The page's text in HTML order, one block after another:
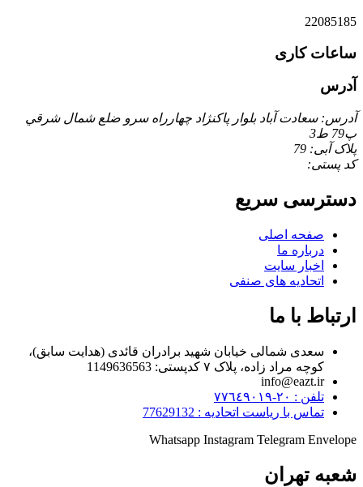
22085185
ساعات کاری
آدرس
آدرس: سعادت آباد بلوار پاكنژاد چهارراه سرو ضلع شمال شرقي
پ79 ط3
پلاک آبی: 79
کد پستی:
دسترسی سریع
صفحه اصلی
درباره ما
اخبار سایت
اتحادیه های صنفی
ارتباط با ما
سعدی شمالی خیابان شهید برادران قائدی (هدایت سابق)،
کوچه مراد زاده، پلاک ۷ کدپستی: 1149636563
info@eazt.ir
تلفن : ٢٠-٧٧٦٤٩٠١٩
تماس با ریاست اتحادیه : 77629132
Whatsapp Instagram Telegram Envelope
شعبه تهران